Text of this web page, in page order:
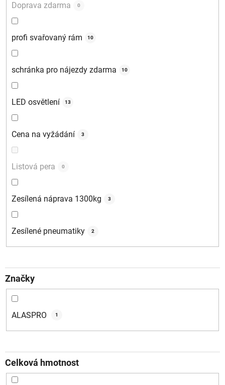
Doprava zdarma 0
profi svařovaný rám 10
schránka pro nájezdy zdarma 10
LED osvětlení 13
Cena na vyžádání 3
Listová pera 0
Zesílená náprava 1300kg 3
Zesílené pneumatiky 2
Značky
ALASPRO 1
Celková hmotnost